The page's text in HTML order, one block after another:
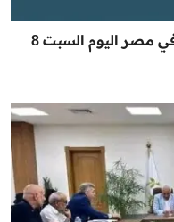
استقرار أم ارتفاع؟.. أسعار الذهب في مصر اليوم السبت 8